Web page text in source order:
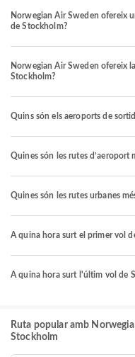
Norwegian Air Sweden ofereix
de Stockholm?
Norwegian Air Sweden ofereix
Stockholm?
Quins són els aeroports de
Quines són les rutes d’aeroport
Quines són les rutes urbanes
A quina hora surt el primer vol
A quina hora surt l'últim vol de
Ruta popular amb
Stockholm